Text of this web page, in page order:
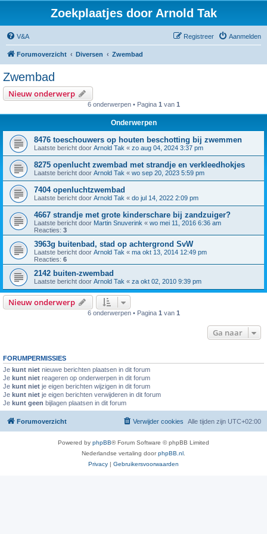
Zoekplaatjes door Arnold Tak
V&A Aanmelden
Registreer
Forumoverzicht Diversen Zwembad
Zwembad
Nieuw onderwerp
6 onderwerpen • Pagina 1 van 1
Onderwerpen
8476 toeschouwers op houten beschotting bij zwemmen
Laatste bericht door Arnold Tak « zo aug 04, 2024 3:37 pm
8275 openlucht zwembad met strandje en verkleedhokjes
Laatste bericht door Arnold Tak « wo sep 20, 2023 5:59 pm
7404 openluchtzwembad
Laatste bericht door Arnold Tak « do jul 14, 2022 2:09 pm
4667 strandje met grote kinderschare bij zandzuiger?
Laatste bericht door Martin Snuverink « wo mei 11, 2016 6:36 am
Reacties: 3
3963g buitenbad, stad op achtergrond SvW
Laatste bericht door Arnold Tak « ma okt 13, 2014 12:49 pm
Reacties: 6
2142 buiten-zwembad
Laatste bericht door Arnold Tak « za okt 02, 2010 9:39 pm
Nieuw onderwerp
6 onderwerpen • Pagina 1 van 1
Ga naar
FORUMPERMISSIES
Je kunt niet nieuwe berichten plaatsen in dit forum
Je kunt niet reageren op onderwerpen in dit forum
Je kunt niet je eigen berichten wijzigen in dit forum
Je kunt niet je eigen berichten verwijderen in dit forum
Je kunt geen bijlagen plaatsen in dit forum
Forumoverzicht Alle tijden zijn UTC+02:00
Verwijder cookies
Powered by phpBB® Forum Software © phpBB Limited
Nederlandse vertaling doorphpBB.nl
Privacy | Gebruikersvoorwaarden